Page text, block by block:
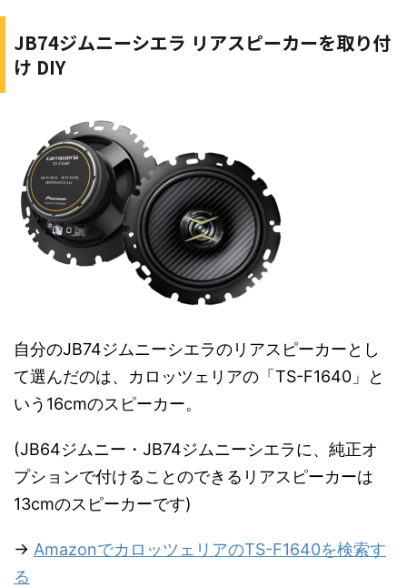
JB74ジムニーシエラ リアスピーカーを取り付
け DIY
自分のJB74ジムニーシエラのリアスピーカーとし
て選んだのは、カロッツェリアの「TS-F1640」と
いう16cmのスピーカー。
(JB64ジムニー・JB74ジムニーシエラに、純正オ
プションで付けることのできるリアスピーカーは
13cmのスピーカーです)
→ AmazonでカロッツェリアのTS-F1640を検索す
る